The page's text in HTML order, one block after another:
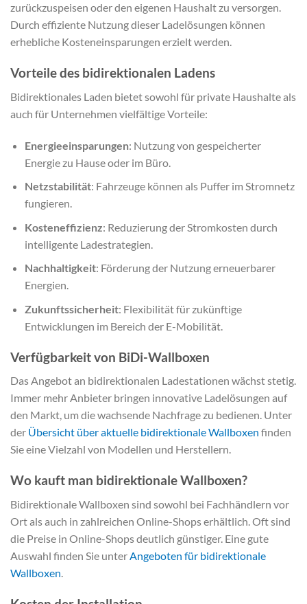
zurückzuspeisen oder den eigenen Haushalt zu versorgen.
Durch effiziente Nutzung dieser Ladelösungen können
erhebliche Kosteneinsparungen erzielt werden.
Vorteile des bidirektionalen Ladens
Bidirektionales Laden bietet sowohl für private Haushalte als
auch für Unternehmen vielfältige Vorteile:
Energieeinsparungen: Nutzung von gespeicherter
Energie zu Hause oder im Büro.
Netzstabilität: Fahrzeuge können als Puffer im Stromnetz
fungieren.
Kosteneffizienz: Reduzierung der Stromkosten durch
intelligente Ladestrategien.
Nachhaltigkeit: Förderung der Nutzung erneuerbarer
Energien.
Zukunftssicherheit: Flexibilität für zukünftige
Entwicklungen im Bereich der E-Mobilität.
Verfügbarkeit von BiDi-Wallboxen
Das Angebot an bidirektionalen Ladestationen wächst stetig.
Immer mehr Anbieter bringen innovative Ladelösungen auf
den Markt, um die wachsende Nachfrage zu bedienen. Unter
der Übersicht über aktuelle bidirektionale Wallboxen finden
Sie eine Vielzahl von Modellen und Herstellern.
Wo kauft man bidirektionale Wallboxen?
Bidirektionale Wallboxen sind sowohl bei Fachhändlern vor
Ort als auch in zahlreichen Online-Shops erhältlich. Oft sind
die Preise in Online-Shops deutlich günstiger. Eine gute
Auswahl finden Sie unter Angeboten für bidirektionale
Wallboxen